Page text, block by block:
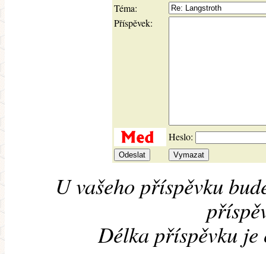
Téma:
Příspěvek:
Heslo:
U vašeho příspěvku
Délka příspěvku je